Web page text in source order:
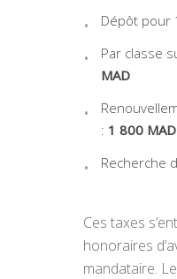
Dépôt pour
Par classe
MAD
: 1 800 MAD
Recherche
Ces taxes
honoraires
mandataire.